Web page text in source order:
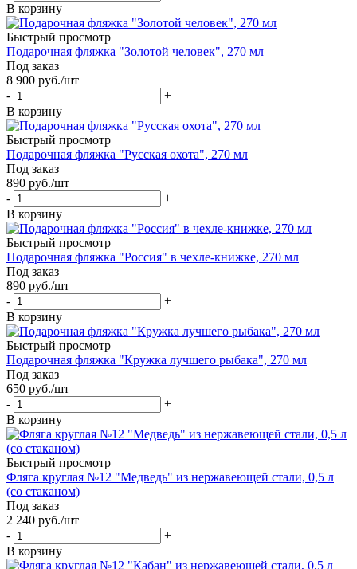
В корзину
Быстрый просмотр
Подарочная фляжка "Золотой человек", 270 мл
Под заказ
8 900 руб./шт
-
+
В корзину
Быстрый просмотр
Подарочная фляжка "Русская охота", 270 мл
Под заказ
890 руб./шт
-
+
В корзину
Быстрый просмотр
Подарочная фляжка "Россия" в чехле-книжке, 270 мл
Под заказ
890 руб./шт
-
+
В корзину
Быстрый просмотр
Подарочная фляжка "Кружка лучшего рыбака", 270 мл
Под заказ
650 руб./шт
-
+
В корзину
Быстрый просмотр
Фляга круглая №12 "Медведь" из нержавеющей стали, 0,5 л
(со стаканом)
Под заказ
2 240 руб./шт
-
+
В корзину